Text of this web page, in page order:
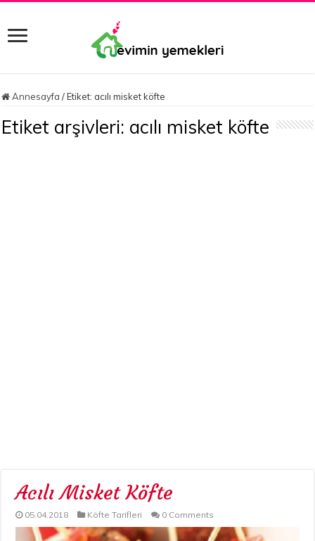
Annesayfa / Etiket: acılı misket köfte
Etiket arşivleri: acılı misket köfte
Acılı Misket Köfte
05.04.2018 Köfte Tarifleri 0 Comments